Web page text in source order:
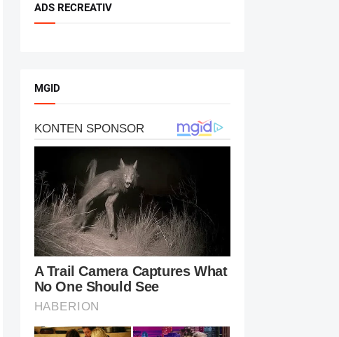
ADS RECREATIV
MGID